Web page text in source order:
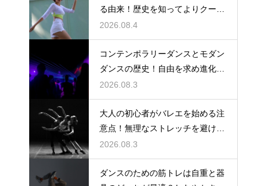
る由来！歴史を知ってよりクール
に踊ろう
2026.08.4
コンテンポラリーダンスとモダン
ダンスの歴史！自由を求め進化す
る表現の道
2026.08.3
大人の初心者がバレエを始める注
意点！無理なストレッチを避け安
全に楽しむ
2026.08.3
ダンスのための筋トレは自重と器